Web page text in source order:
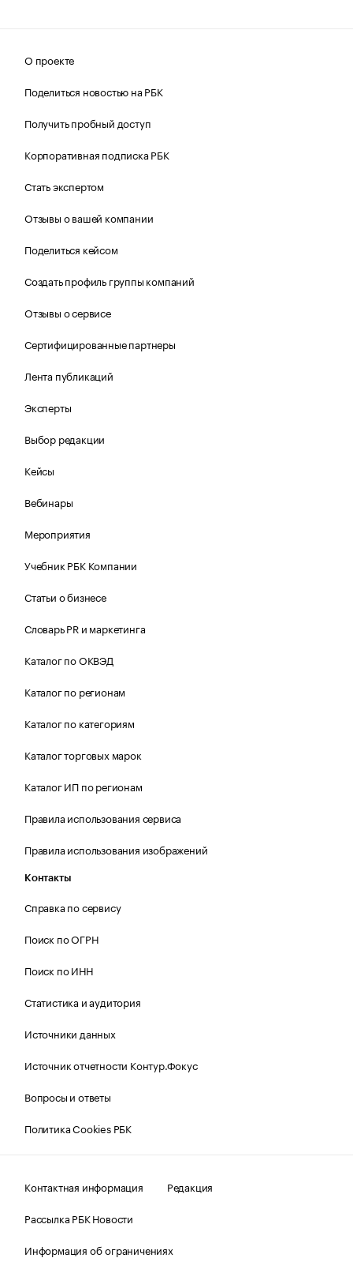
О проекте
Поделиться новостью на РБК
Получить пробный доступ
Корпоративная подписка РБК
Стать экспертом
Отзывы о вашей компании
Поделиться кейсом
Создать профиль группы компаний
Отзывы о сервисе
Сертифицированные партнеры
Лента публикаций
Эксперты
Выбор редакции
Кейсы
Вебинары
Мероприятия
Учебник РБК Компании
Статьи о бизнесе
Словарь PR и маркетинга
Каталог по ОКВЭД
Каталог по регионам
Каталог по категориям
Каталог торговых марок
Каталог ИП по регионам
Правила использования сервиса
Правила использования изображений
Контакты
Справка по сервису
Поиск по ОГРН
Поиск по ИНН
Статистика и аудитория
Источники данных
Источник отчетности Контур.Фокус
Вопросы и ответы
Политика Cookies РБК
Контактная информация
Редакция
Рассылка РБК Новости
Информация об ограничениях